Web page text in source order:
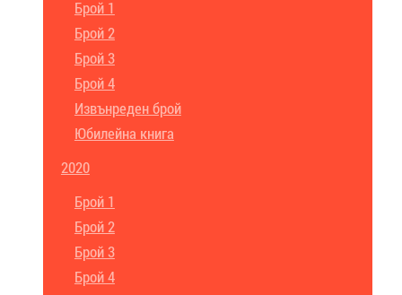
Брой 1
Брой 2
Брой 3
Брой 4
Извънреден брой
Юбилейна книга
2020
Брой 1
Брой 2
Брой 3
Брой 4